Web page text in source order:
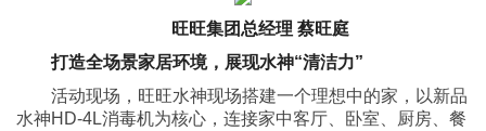
旺旺集团总经理 蔡旺庭
打造全场景家居环境，展现水神“清洁力”
活动现场，旺旺水神现场搭建一个理想中的家，以新品
水神HD-4L消毒机为核心，连接家中客厅、卧室、厨房、餐